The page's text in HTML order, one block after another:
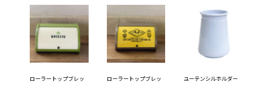
ローラートップブレッ
ローラートップブレッ
ユーテンシルホルダー